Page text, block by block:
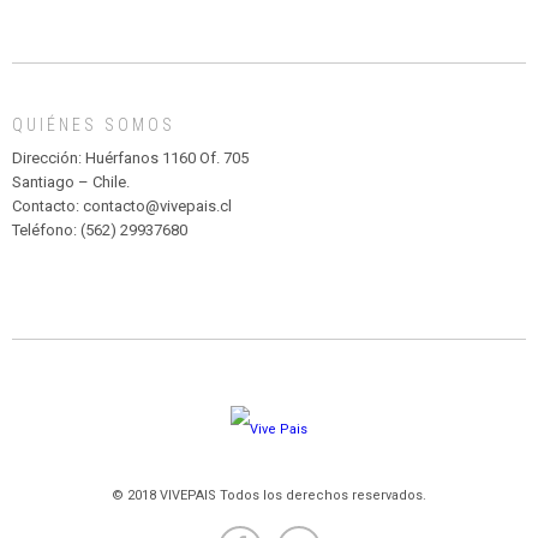
MADAGASCAR
PARQUE
HURATDO
QUIÉNES SOMOS
Dirección: Huérfanos 1160 Of. 705
Santiago – Chile.
Contacto: contacto@vivepais.cl
Teléfono: (562) 29937680
© 2018 VIVEPAIS Todos los derechos reservados.